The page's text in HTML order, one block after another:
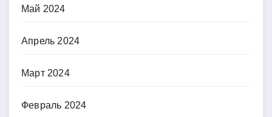
Май 2024
Апрель 2024
Март 2024
Февраль 2024